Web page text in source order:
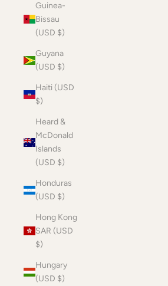
Guinea-
Bissau
(USD $)
Guyana
(USD $)
Haiti (USD
$)
Heard &
McDonald
Islands
(USD $)
Honduras
(USD $)
Hong Kong
SAR (USD
$)
Hungary
(USD $)